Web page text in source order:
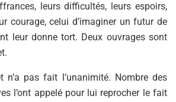
leurs difficultés, leurs espoirs,
courage, celui d’imaginer un futur de
leur donne tort. Deux ouvrages sont
n’a pas fait l’unanimité. Nombre des
l’ont appelé pour lui reprocher le fait